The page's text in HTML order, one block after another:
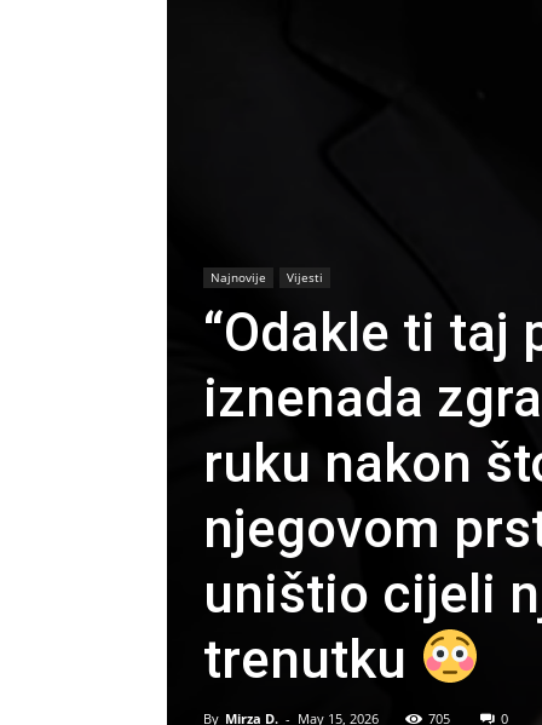
Najnovije Vijesti
“Odakle ti taj
iznenada
ruku nakon
njegovom
uništio cijeli
trenutku
By Mirza D. - May 15, 2026 705 0